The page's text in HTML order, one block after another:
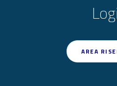
AREA